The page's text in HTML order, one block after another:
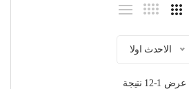
الاحدث اولا
عرض 1-12 نتيجة